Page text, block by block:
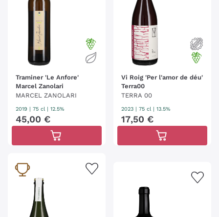
Traminer 'Le Anfore'
Marcel Zanolari
MARCEL ZANOLARI
2019 | 75 cl | 12.5%
45,00 €
Vi Roig 'Per l'amor de déu'
Terra00
TERRA 00
2023 | 75 cl | 13.5%
17,50 €